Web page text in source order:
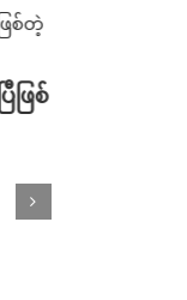
ဖြစ်